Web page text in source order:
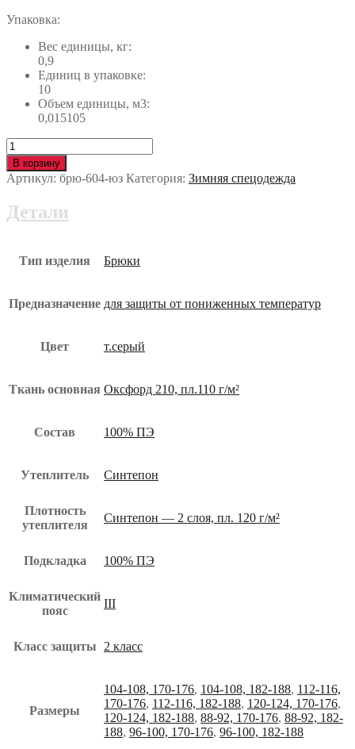
Упаковка:
Вес единицы, кг:
0,9
Единиц в упаковке:
10
Объем единицы, м3:
0,015105
Количество
Брюки
РОУД
утеплённые
юз
В корзину
Артикул: брю-604-юз Категория: Зимняя спецодежда
Детали
Тип изделия Брюки
Предназначение для защиты от пониженных температур
Цвет т.серый
Ткань основная Оксфорд 210, пл.110 г/м²
Состав 100% ПЭ
Утеплитель Синтепон
Плотность
утеплителя
Синтепон — 2 слоя, пл. 120 г/м²
Подкладка 100% ПЭ
Климатический
пояс
III
Класс защиты 2 класс
Размеры
104-108, 170-176, 104-108, 182-188, 112-116,
170-176, 112-116, 182-188, 120-124, 170-176,
120-124, 182-188, 88-92, 170-176, 88-92, 182-
188, 96-100, 170-176, 96-100, 182-188